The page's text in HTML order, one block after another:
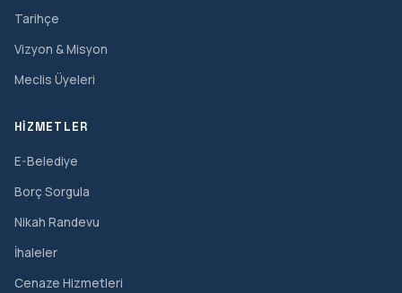
Tarihçe
Vizyon & Misyon
Meclis Üyeleri
HIZMETLER
E-Belediye
Borç Sorgula
Nikah Randevu
İhaleler
Cenaze Hizmetleri